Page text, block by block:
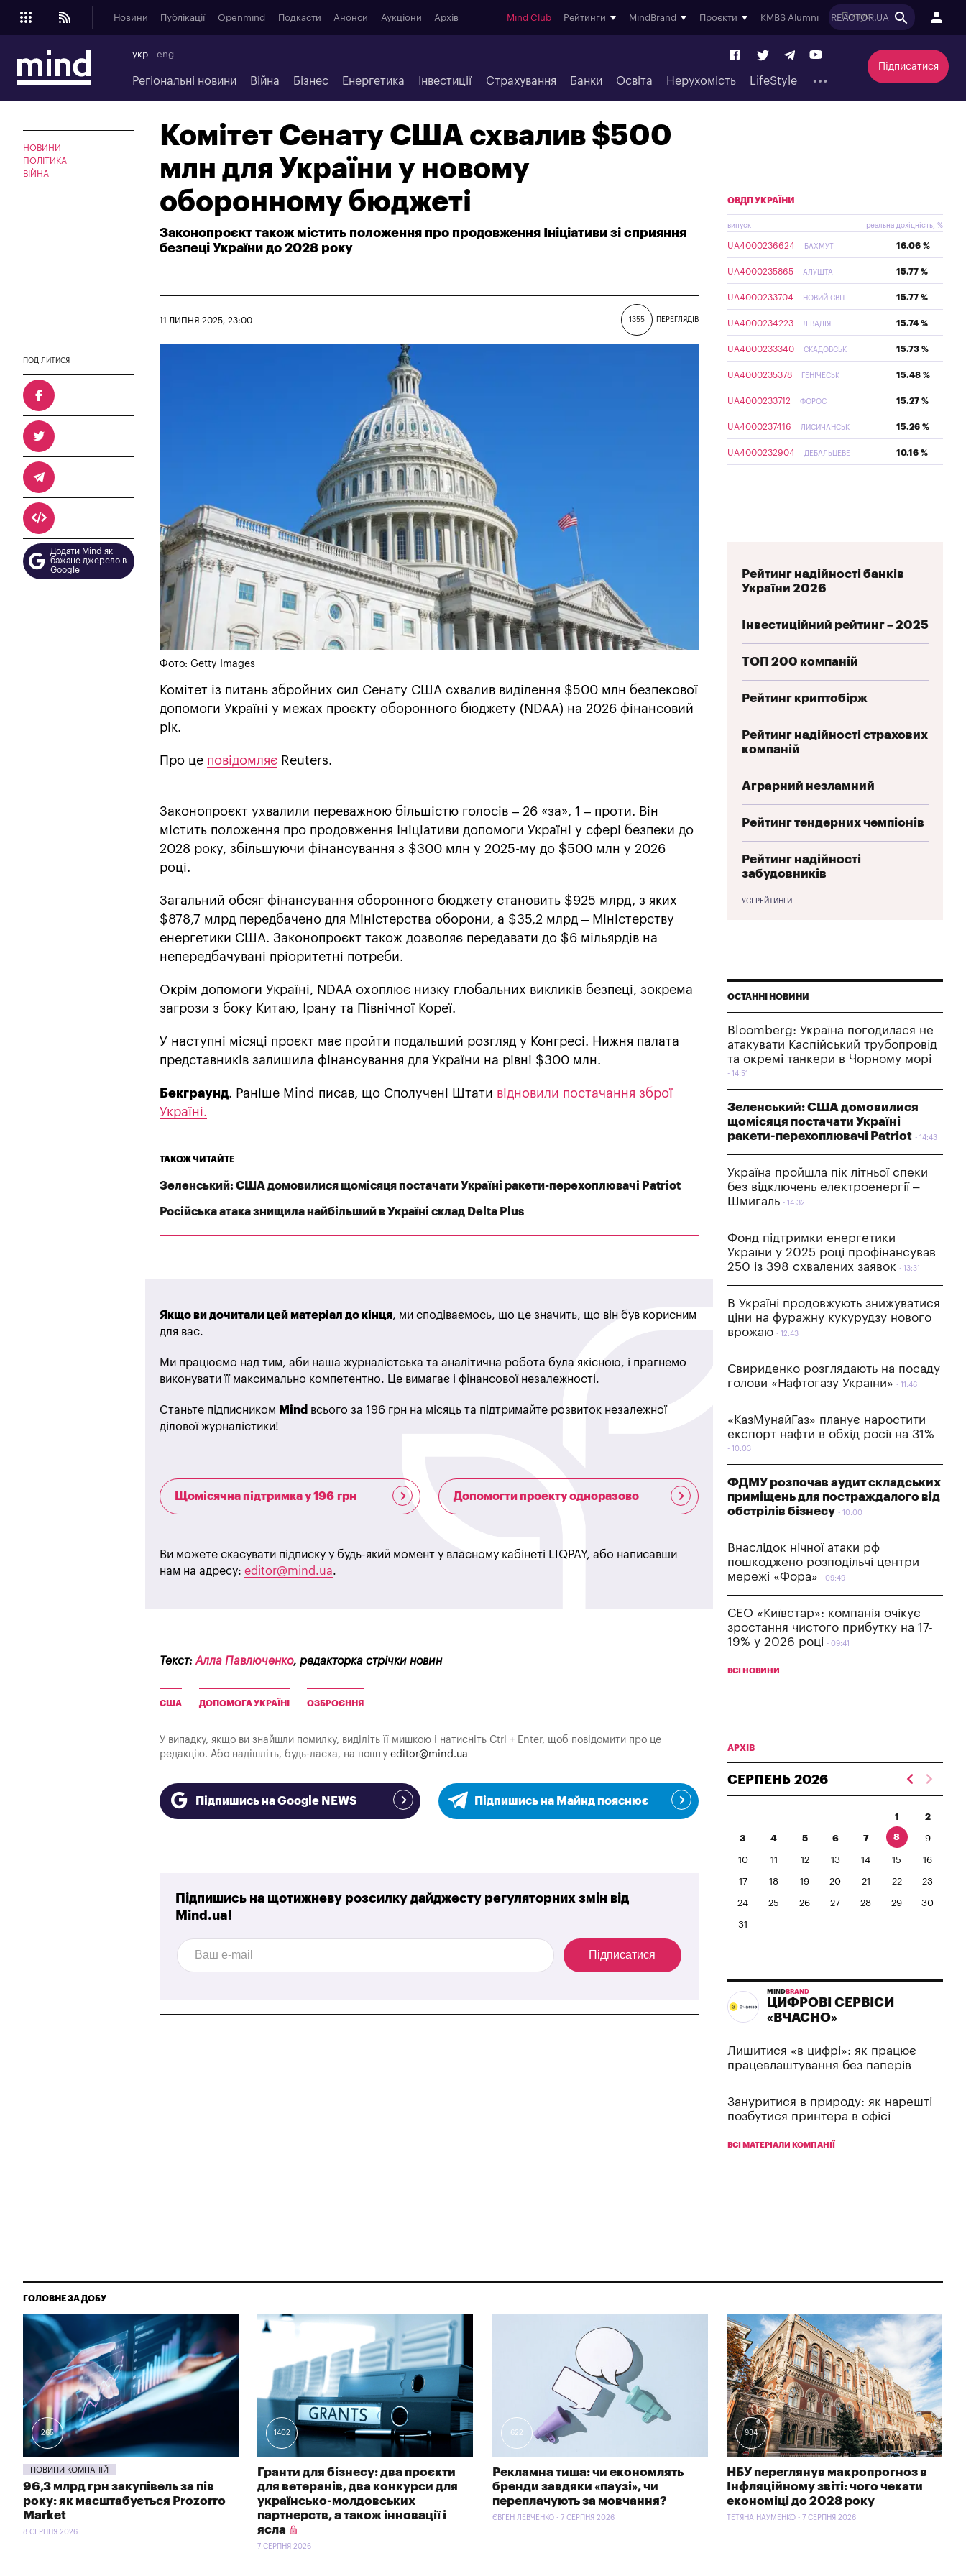
Новини Публікації Openmind Подкасти Анонси Аукціони Архів Mind Club Рейтинги MindBrand Проєкти KMBS Alumni REACTOR.UA
укр eng
Регіональні новини Війна Бізнес Енергетика Інвестиції Страхування Банки Освіта Нерухомість LifeStyle
Підписатися
НОВИНИ
ПОЛІТИКА
ВІЙНА
Комітет Сенату США схвалив $500
млн для України у новому
оборонному бюджеті
Законопроєкт також містить положення про продовження Ініціативи зі сприяння
безпеці України до 2028 року
1355 ПЕРЕГЛЯДІВ
11 ЛИПНЯ 2025, 23:00
ПОДІЛИТИСЯ
Додати Mind як
бажане джерело в
Google
Фото: Getty Images
Комітет із питань збройних сил Сенату США схвалив виділення $500 млн безпекової
допомоги Україні у межах проєкту оборонного бюджету (NDAA) на 2026 фінансовий
рік.
Про це повідомляє Reuters.
Законопроєкт ухвалили переважною більшістю голосів – 26 «за», 1 – проти. Він
містить положення про продовження Ініціативи допомоги Україні у сфері безпеки до
2028 року, збільшуючи фінансування з $300 млн у 2025-му до $500 млн у 2026
році.
Загальний обсяг фінансування оборонного бюджету становить $925 млрд, з яких
$878,7 млрд передбачено для Міністерства оборони, а $35,2 млрд – Міністерству
енергетики США. Законопроєкт також дозволяє передавати до $6 мільярдів на
непередбачувані пріоритетні потреби.
Окрім допомоги Україні, NDAA охоплює низку глобальних викликів безпеці, зокрема
загрози з боку Китаю, Ірану та Північної Кореї.
У наступні місяці проєкт має пройти подальший розгляд у Конгресі. Нижня палата
представників залишила фінансування для України на рівні $300 млн.
Бекграунд. Раніше Mind писав, що Сполучені Штати відновили постачання зброї
Україні.
ТАКОЖ ЧИТАЙТЕ
Зеленський: США домовилися щомісяця постачати Україні ракети-перехоплювачі Patriot
Російська атака знищила найбільший в Україні склад Delta Plus
Якщо ви дочитали цей матеріал до кінця, ми сподіваємось, що це значить, що він був корисним
для вас.
Ми працюємо над тим, аби наша журналістська та аналітична робота була якісною, і прагнемо
виконувати її максимально компетентно. Це вимагає і фінансової незалежності.
Станьте підписником Mind всього за 196 грн на місяць та підтримайте розвиток незалежної
ділової журналістики!
Щомісячна підтримка у 196 грн Допомогти проекту одноразово
Ви можете скасувати підписку у будь-який момент у власному кабінеті LIQPAY, або написавши
нам на адресу: editor@mind.ua.
Текст: Алла Павлюченко, редакторка стрічки новин
США ДОПОМОГА УКРАЇНІ ОЗБРОЄННЯ
У випадку, якщо ви знайшли помилку, виділіть її мишкою і натисніть Ctrl + Enter, щоб повідомити про це
редакцію. Або надішліть, будь-ласка, на пошту editor@mind.ua
Підпишись на Google NEWS Підпишись на Майнд пояснює
Підпишись на щотижневу розсилку дайджесту регуляторних змін від
Mind.ua!
Підписатися
ОВДП УКРАЇНИ
випуск реальна дохідність, %
UA4000236624 БАХМУТ 16.06 %
UA4000235865 АЛУШТА 15.77 %
UA4000233704 НОВИЙ СВІТ 15.77 %
UA4000234223 ЛІВАДІЯ 15.74 %
UA4000233340 СКАДОВСЬК 15.73 %
UA4000235378 ГЕНІЧЕСЬК 15.48 %
UA4000233712 ФОРОС 15.27 %
UA4000237416 ЛИСИЧАНСЬК 15.26 %
UA4000232904 ДЕБАЛЬЦЕВЕ 10.16 %
Рейтинг надійності банків
України 2026
Інвестиційний рейтинг – 2025
ТОП 200 компаній
Рейтинг криптобірж
Рейтинг надійності страхових
компаній
Аграрний незламний
Рейтинг тендерних чемпіонів
Рейтинг надійності
забудовників
УСІ РЕЙТИНГИ
ОСТАННІ НОВИНИ
Bloomberg: Україна погодилася не
атакувати Каспійський трубопровід
та окремі танкери в Чорному морі
14:51
Зеленський: США домовилися
щомісяця постачати Україні
ракети-перехоплювачі Patriot
14:43
Україна пройшла пік літньої спеки
без відключень електроенергії –
Шмигаль
14:32
Фонд підтримки енергетики
України у 2025 році профінансував
250 із 398 схвалених заявок
13:31
В Україні продовжують знижуватися
ціни на фуражну кукурудзу нового
врожаю
12:43
Свириденко розглядають на посаду
голови «Нафтогазу України»
11:46
«КазМунайГаз» планує наростити
експорт нафти в обхід росії на 31%
10:03
ФДМУ розпочав аудит складських
приміщень для постраждалого від
обстрілів бізнесу
10:00
Внаслідок нічної атаки рф
пошкоджено розподільчі центри
мережі «Фора»
09:49
СЕО «Київстар»: компанія очікує
зростання чистого прибутку на 17-
19% у 2026 році
09:41
ВСІ НОВИНИ
АРХІВ
СЕРПЕНЬ 2026
1 2
3 4 5 6 7 8 9
10 11 12 13 14 15 16
17 18 19 20 21 22 23
24 25 26 27 28 29 30
31
MIND BRAND
ЦИФРОВІ СЕРВІСИ
«ВЧАСНО»
Лишитися «в цифрі»: як працює
працевлаштування без паперів
Зануритися в природу: як нарешті
позбутися принтера в офісі
ВСІ МАТЕРІАЛИ КОМПАНІЇ
ГОЛОВНЕ ЗА ДОБУ
265
НОВИНИ КОМПАНІЙ
96,3 млрд грн закупівель за пів
року: як масштабується Prozorro
Market
8 СЕРПНЯ 2026
1402
Гранти для бізнесу: два проєкти
для ветеранів, два конкурси для
українсько-молдовських
партнерств, а також інновації і
ясла
7 СЕРПНЯ 2026
622
Рекламна тиша: чи економлять
бренди завдяки «паузі», чи
переплачують за мовчання?
ЄВГЕН ЛЕВЧЕНКО - 7 СЕРПНЯ 2026
934
НБУ переглянув макропрогноз в
Інфляційному звіті: чого чекати
економіці до 2028 року
ТЕТЯНА НАУМЕНКО - 7 СЕРПНЯ 2026